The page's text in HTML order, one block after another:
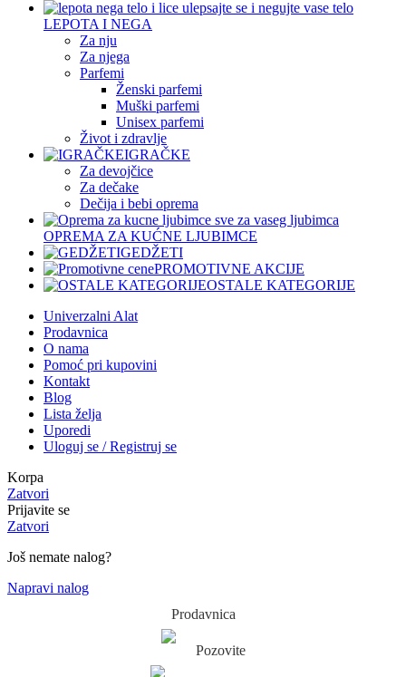
LEPOTA I NEGA
Za nju
Za njega
Parfemi
Ženski parfemi
Muški parfemi
Unisex parfemi
Život i zdravlje
IGRAČKE
Za devojčice
Za dečake
Dečija i bebi oprema
OPREMA ZA KUĆNE LJUBIMCE
GEDŽETI
PROMOTIVNE AKCIJE
OSTALE KATEGORIJE
Univerzalni Alat
Prodavnica
O nama
Pomoć pri kupovini
Kontakt
Blog
Lista želja
Uporedi
Uloguj se / Registruj se
Korpa
Zatvori
Prijavite se
Zatvori
Još nemate nalog?
Napravi nalog
Prodavnica
Pozovite